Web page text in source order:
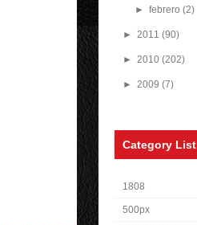
► febrero (2)
►2011(90)
►2010(202)
►2009(7)
Category List
1808
500px